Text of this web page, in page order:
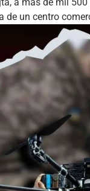
de un centro